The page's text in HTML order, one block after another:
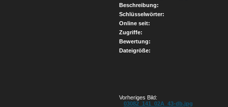
Beschreibung:
Schlüsselwörter:
Online seit:
Zugriffe:
Bewertung:
Dateigröße:
Vorheriges Bild:
03082_141_02A_43-db.jpg